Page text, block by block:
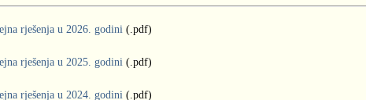
rješenja u 2026. godini (.pdf)
rješenja u 2025. godini (.pdf)
rješenja u 2024. godini (.pdf)